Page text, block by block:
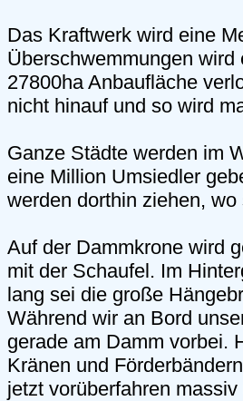
Das Kraftwerk wird eine
Überschwemmungen
27800ha Anbaufläche
nicht hinauf und so wird
Ganze Städte werden im
eine Million Umsiedler
werden dorthin ziehen,
Auf der Dammkrone wird
mit der Schaufel. Im
lang sei die große
Während wir an Bord
gerade am Damm vorbei.
Kränen und
jetzt vorüberfahren